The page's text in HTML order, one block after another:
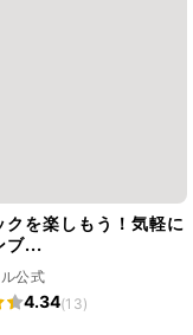
クを楽しもう！気軽に
ブ...
公式
4.34(13)